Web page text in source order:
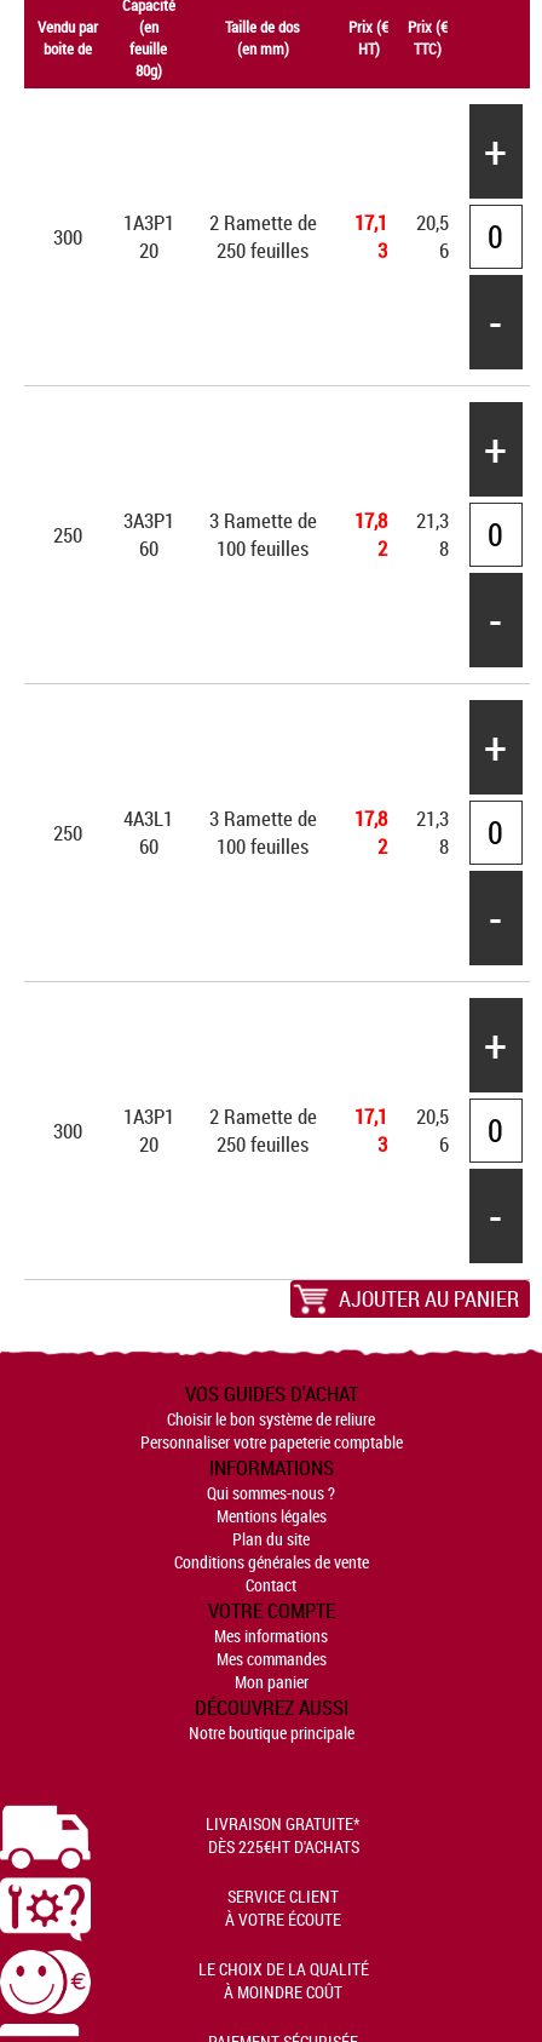
Vendu par
boite de
(en
feuille
80g)
Taille de dos
(en mm)
Prix (€
HT)
Prix (€
TTC)
300
1A3P1
20
2 Ramette de
250 feuilles
17,1
3
20,5
6
+
-
250
3A3P1
60
3 Ramette de
100 feuilles
17,8
2
21,3
8
+
-
250
4A3L1
60
3 Ramette de
100 feuilles
17,8
2
21,3
8
+
-
300
1A3P1
20
2 Ramette de
250 feuilles
17,1
3
20,5
6
+
-
AJOUTER AU PANIER
VOS GUIDES D'ACHAT
Choisir le bon système de reliure
Personnaliser votre papeterie comptable
INFORMATIONS
Qui sommes-nous ?
Mentions légales
Plan du site
Conditions générales de vente
Contact
VOTRE COMPTE
Mes informations
Mes commandes
Mon panier
DÉCOUVREZ AUSSI
Notre boutique principale
LIVRAISON GRATUITE*
DÈS 225€HT D'ACHATS
SERVICE CLIENT
À VOTRE ÉCOUTE
LE CHOIX DE LA QUALITÉ
À MOINDRE COÛT